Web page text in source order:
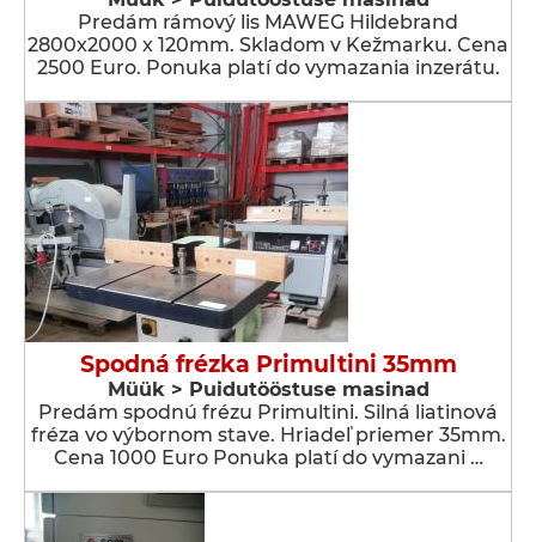
Predám rámový lis MAWEG Hildebrand
2800x2000 x 120mm. Skladom v Kežmarku. Cena
2500 Euro. Ponuka platí do vymazania inzerátu.
Spodná frézka Primultini 35mm
Müük > Puidutööstuse masinad
Predám spodnú frézu Primultini. Silná liatinová
fréza vo výbornom stave. Hriadeľ priemer 35mm.
Cena 1000 Euro Ponuka platí do vymazani …